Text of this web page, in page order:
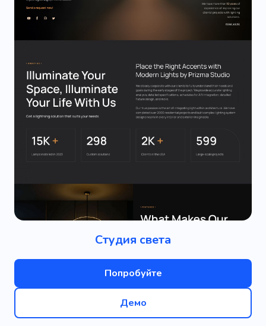
Студия света
Попробуйте
Демо